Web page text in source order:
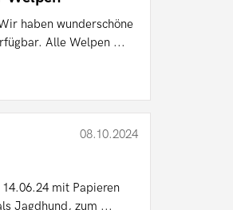
haben wunderschöne
Alle Welpen ...
08.10.2024
mit Papieren
Jagdhund, zum ...